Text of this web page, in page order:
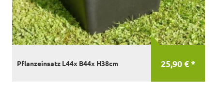
25,90 € *
Pflanzeinsatz L44x B44x H38cm